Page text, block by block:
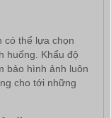
có thể lựa chọn
huống. Khẩu độ
bảo hình ảnh luôn
cho tới những